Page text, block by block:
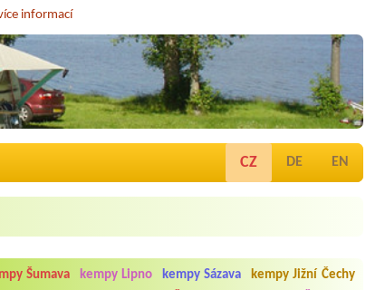
informací
CZ DE EN
Šumava kempy Lipno kempy Sázava
kempy Jižní Čechy